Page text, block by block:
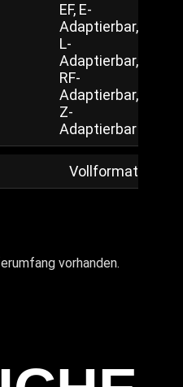
EF, E-
Adaptierbar,
L-
Adaptierbar,
RF-
Adaptierbar,
Z-
Adaptierbar
Vollformat
vorhanden.